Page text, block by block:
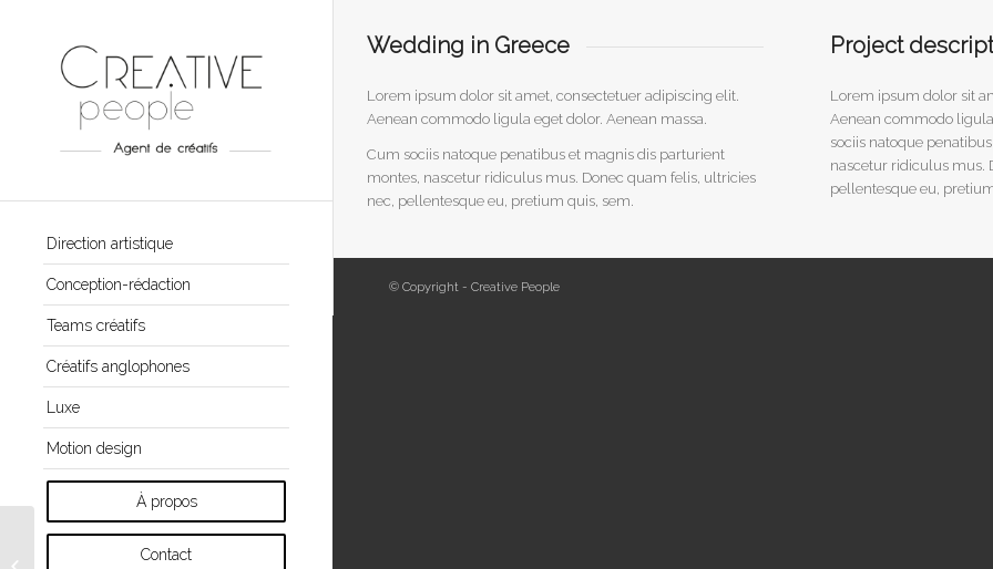
Direction artistique
Conception-rédaction
Teams créatifs
Créatifs anglophones
Luxe
Motion design
À propos
Contact
Wedding in Greece
Lorem ipsum dolor sit amet, consectetuer adipiscing elit.
Aenean commodo ligula eget dolor. Aenean massa.
Cum sociis natoque penatibus et magnis dis parturient
montes, nascetur ridiculus mus. Donec quam felis, ultricies
nec, pellentesque eu, pretium quis, sem.
Project
Lorem ipsum dolor sit
Aenean commodo
sociis natoque
nascetur ridiculus mus.
pellentesque eu,
© Copyright - Creative People